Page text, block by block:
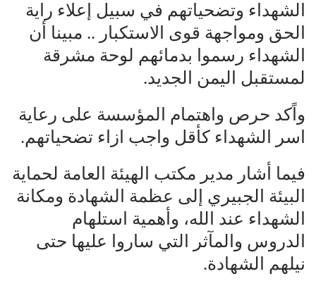
الشهداء وتضحياتهم في سبيل إعلاء راية
الحق ومواجهة قوى الاستكبار .. مبينا أن
الشهداء رسموا بدمائهم لوحة مشرقة
لمستقبل اليمن الجديد.
واًكد حرص واهتمام المؤسسة على رعاية
اسر الشهداء كأقل واجب ازاء تضحياتهم.
فيما أشار مدير مكتب الهيئة العامة لحماية
البيئة الجبيري إلى عظمة الشهادة ومكانة
الشهداء عند الله، وأهمية استلهام
الدروس والمآثر التي ساروا عليها حتى
نيلهم الشهادة.